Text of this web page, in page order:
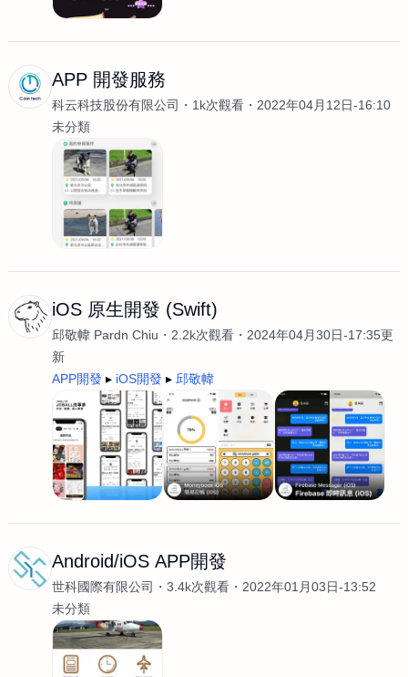
APP 開發服務
科云科技股份有限公司 1k次觀看
2022年04月12日-16:10
未分類
iOS 原生開發 (Swift)
邱敬幃 Pardn Chiu 2.2k次觀看
2024年04月30日-17:35更
新
APP開發
iOS開發 邱敬幃
Android/iOS APP開發
世科國際有限公司 3.4k次觀看
2022年01月03日-13:52
未分類